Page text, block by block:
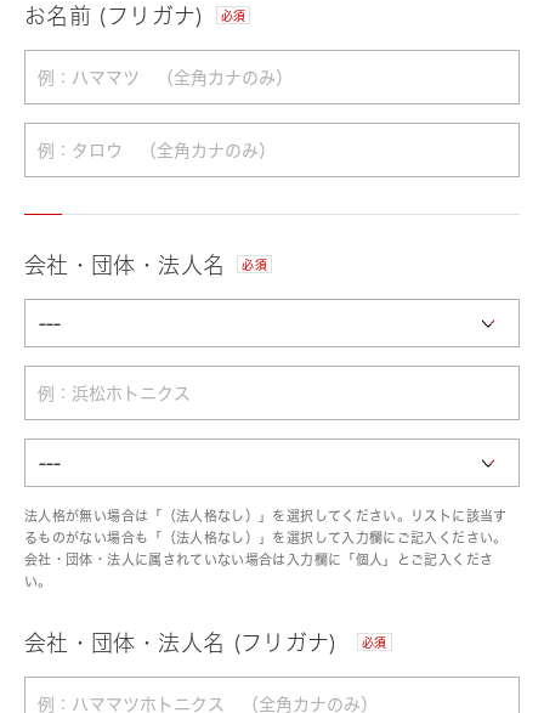
お名前 (フリガナ) 必須
会社・団体・法人名 必須
法人格が無い場合は「（法人格なし）」を選択してください。リストに該当す
るものがない場合も「（法人格なし）」を選択して入力欄にご記入ください。
会社・団体・法人に属されていない場合は入力欄に「個人」とご記入くださ
い。
会社・団体・法人名 (フリガナ) 必須